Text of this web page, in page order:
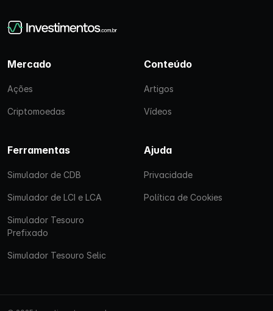
Mercado
Ações
Criptomoedas
Conteúdo
Artigos
Vídeos
Ferramentas
Simulador de CDB
Simulador de LCI e LCA
Simulador Tesouro
Prefixado
Simulador Tesouro Selic
Ajuda
Privacidade
Política de Cookies